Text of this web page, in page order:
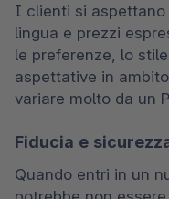
I clienti si aspettano
lingua e prezzi
le preferenze, lo
aspettative in
variare molto da un
Fiducia e
Quando entri in un